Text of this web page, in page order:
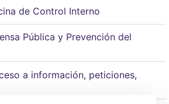
de Control Interno
Pública y Prevención del
a información, peticiones,